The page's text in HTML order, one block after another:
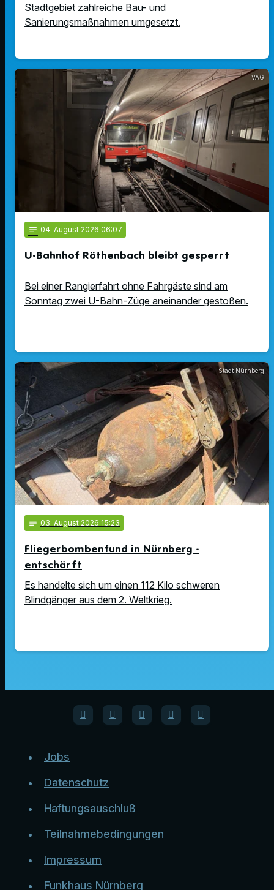
Stadtgebiet zahlreiche Bau- und
Sanierungsmaßnahmen umgesetzt.
VAG
notes 04. August 2026 06:07
U-Bahnhof Röthenbach bleibt gesperrt
Bei einer Rangierfahrt ohne Fahrgäste sind am
Sonntag zwei U-Bahn-Züge aneinander gestoßen.
Stadt Nürnberg
notes 03. August 2026 15:23
Fliegerbombenfund in Nürnberg -
entschärft
Es handelte sich um einen 112 Kilo schweren
Blindgänger aus dem 2. Weltkrieg.
Jobs
Datenschutz
Haftungsauschluß
Teilnahmebedingungen
Impressum
Funkhaus Nürnberg